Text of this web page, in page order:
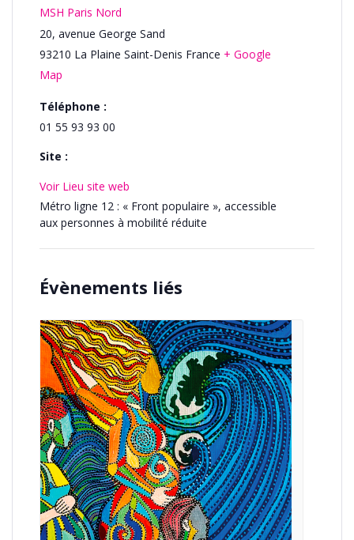
MSH Paris Nord
20, avenue George Sand
93210 La Plaine Saint-Denis France + Google
Map
Téléphone :
01 55 93 93 00
Site :
Voir Lieu site web
Métro ligne 12 : « Front populaire », accessible
aux personnes à mobilité réduite
Évènements liés